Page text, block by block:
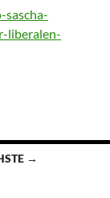
liberalen-
→